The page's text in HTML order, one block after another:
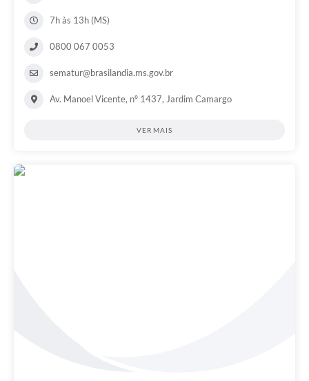
7h às 13h (MS)
0800 067 0053
sematur@brasilandia.ms.gov.br
Av. Manoel Vicente, nº 1437, Jardim Camargo
VER MAIS